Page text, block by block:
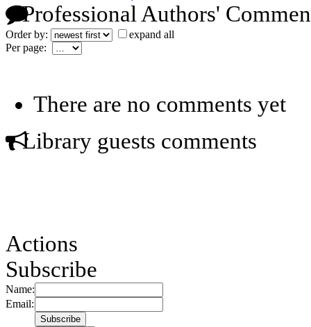
Professional Authors'
Order by:
expand all
Per page:
There are no comments yet
Library guests comments
Actions
Subscribe
Name:
Email: